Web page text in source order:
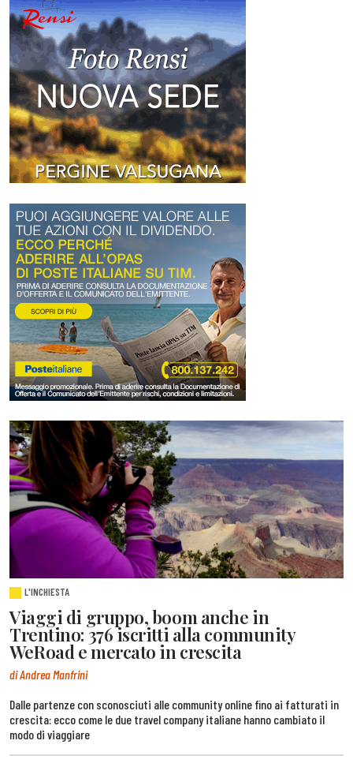
L'INCHIESTA
Viaggi di gruppo, boom anche in
Trentino: 376 iscritti alla community
WeRoad e mercato in crescita
di Andrea Manfrini
Dalle partenze con sconosciuti alle community online fino ai fatturati in
crescita: ecco come le due travel company italiane hanno cambiato il
modo di viaggiare